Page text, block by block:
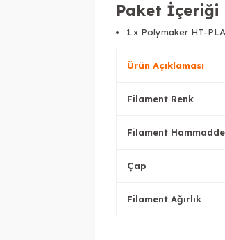
Paket İçeriği
1 x Polymaker HT-
Ürün Açıklaması
Filament Renk
Filament Hammadde
Çap
Filament Ağırlık